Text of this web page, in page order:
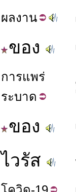
ผลงาน
ของ
การแพร่
ระบาด
ของ
ไวรัส